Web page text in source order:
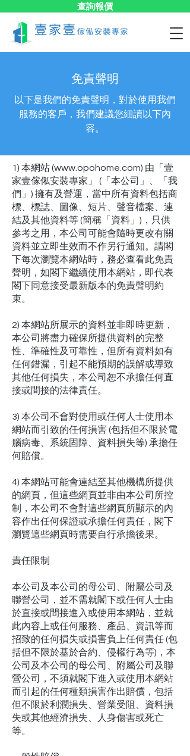
查詢報價
免責聲明
以下是我們的免責聲明，對於使用我們
服務的客戶，我們建議您細讀以下內
容。
1) 本網站 (www.opohome.com) 由「壹
家壹傢俬安裝專家」 (「本公司」、「我
們」) 擁有及營運，當中所有資料包括商
標、標誌、圖像、短片、聲音檔案、連
結及其他資料等 (簡稱「資料」)，只供
參考之用，本公司可能會隨時更改有關
資料並立即生效而不作另行通知。請閣
下每次瀏覽本網站時，務必查看此免責
聲明，如閣下繼續使用本網站，即代表
閣下同意接受最新版本的免責聲明約
束。
2) 本網站所展示的資料並非即時更新，
本公司將盡力確保所提供資料的完整
性、準確性及可靠性，但所有資料如有
任何錯漏，引起不能預期的誤解或導致
其他任何損失，本公司恕不承擔任何直
接或間接的法律責任。
3) 本公司不會對使用或任何人士使用本
網站而引致的任何損害 (包括但不限於電
腦病毒、系統固障、資料損失等) 承擔任
何賠償。
4) 本網站可能會連結至其他機構所提供
的網頁，但這些網頁並非由本公司所控
制，本公司不會對這些網頁所顯示的內
容作出任何保證或承擔任何責任，閣下
瀏覽這些網頁時需要自行承擔後果。
責任限制
本公司及本公司的母公司、附屬公司及
聯營公司，並不需就閣下或任何人士由
於直接或間接進入或使用本網站，並就
此內容上或任何服務、產品、資訊等而
招致的任何損失或損害負上任何責任 (包
括但不限於基於合約、侵權行為等)，本
公司及本公司的母公司、附屬公司及聯
營公司，不須就閣下進入或使用本網站
而引起的任何種類損害作出賠償，包括
但不限於利潤損失、營業受阻、資料損
失或其他經濟損失、人身傷害或死亡
等。